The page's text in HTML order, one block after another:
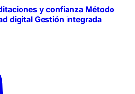
y confianza Método
digital Gestión integrada